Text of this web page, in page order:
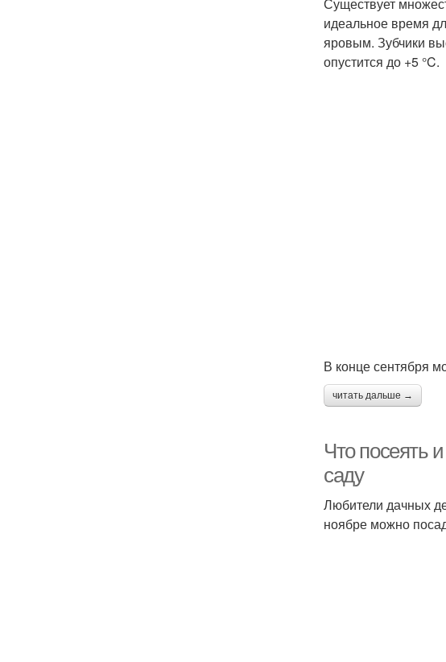
идеальное время
яровым. Зубчики
опустится до +5 °C.
В конце сентября
читать дальше →
Что посеять
саду
Любители дачных
ноябре можно